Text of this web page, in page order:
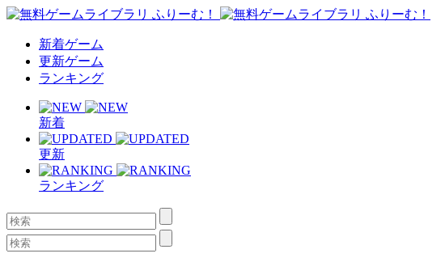
新着ゲーム
更新ゲーム
ランキング
新着
更新
ランキング